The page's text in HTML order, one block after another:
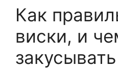
Как
виски, и
закусывать